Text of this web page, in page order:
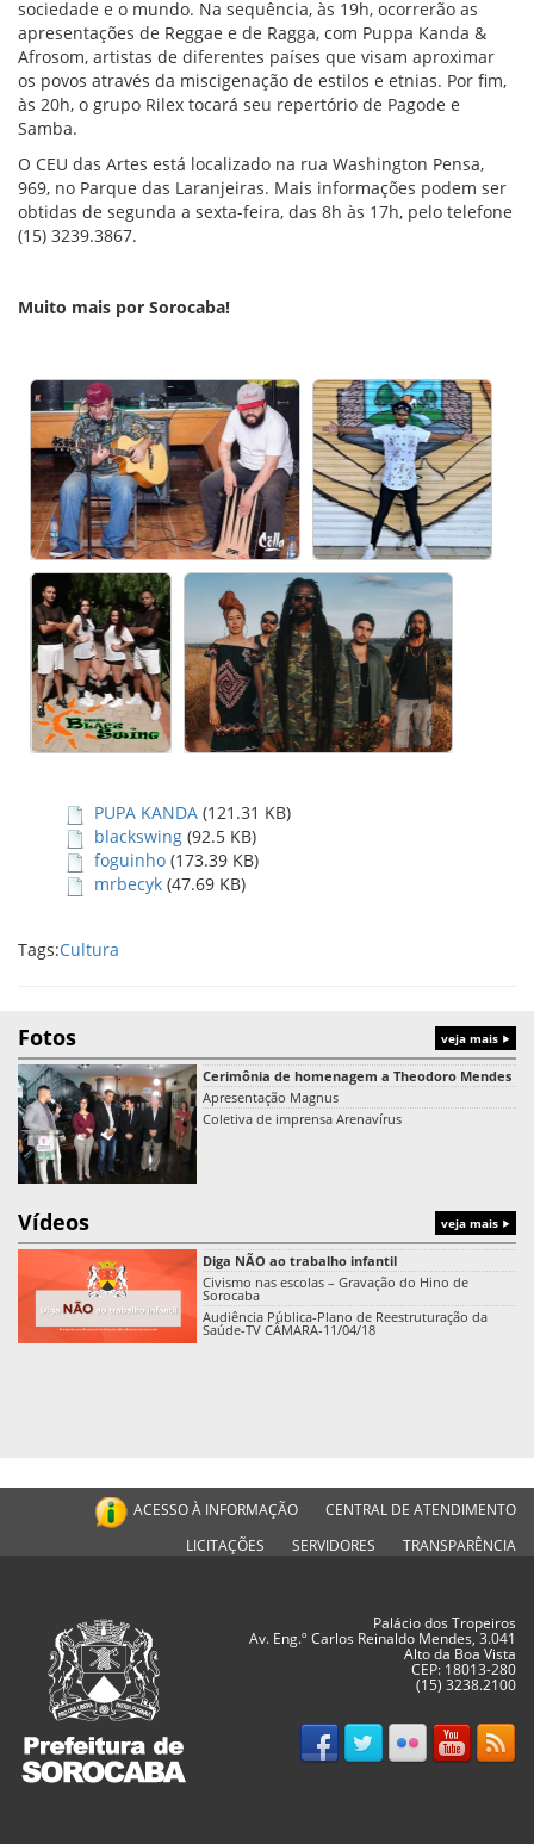
sociedade e o mundo. Na sequência, às 19h, ocorrerão as
apresentações de Reggae e de Ragga, com Puppa Kanda &
Afrosom, artistas de diferentes países que visam aproximar
os povos através da miscigenação de estilos e etnias. Por fim,
às 20h, o grupo Rilex tocará seu repertório de Pagode e
Samba.
O CEU das Artes está localizado na rua Washington Pensa,
969, no Parque das Laranjeiras. Mais informações podem ser
obtidas de segunda a sexta-feira, das 8h às 17h, pelo telefone
(15) 3239.3867.
Muito mais por Sorocaba!
PUPA KANDA (121.31 KB)
blackswing (92.5 KB)
foguinho (173.39 KB)
mrbecyk (47.69 KB)
Tags:Cultura
Fotos veja mais
Cerimônia de homenagem a Theodoro Mendes
Apresentação Magnus
Coletiva de imprensa Arenavírus
Vídeos veja mais
Diga NÃO ao trabalho infantil
Civismo nas escolas – Gravação do Hino de
Sorocaba
Audiência Pública-Plano de Reestruturação da
Saúde-TV CÂMARA-11/04/18
ACESSO À INFORMAÇÃO
CENTRAL DE ATENDIMENTO
LICITAÇÕES
SERVIDORES TRANSPARÊNCIA
Palácio dos Tropeiros
Av. Eng.º Carlos Reinaldo Mendes, 3.041
Alto da Boa Vista
CEP: 18013-280
(15) 3238.2100